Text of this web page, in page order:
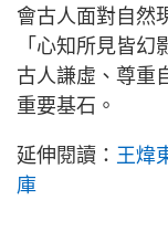
會古人面對自然
「心知所見皆
古人謙虛、尊重
重要基石。
延伸閱讀： 王煒
庫